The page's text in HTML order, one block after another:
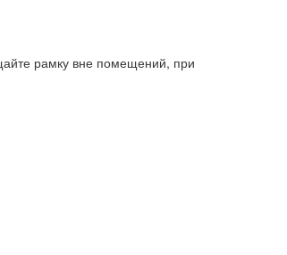
рамку вне помещений, при